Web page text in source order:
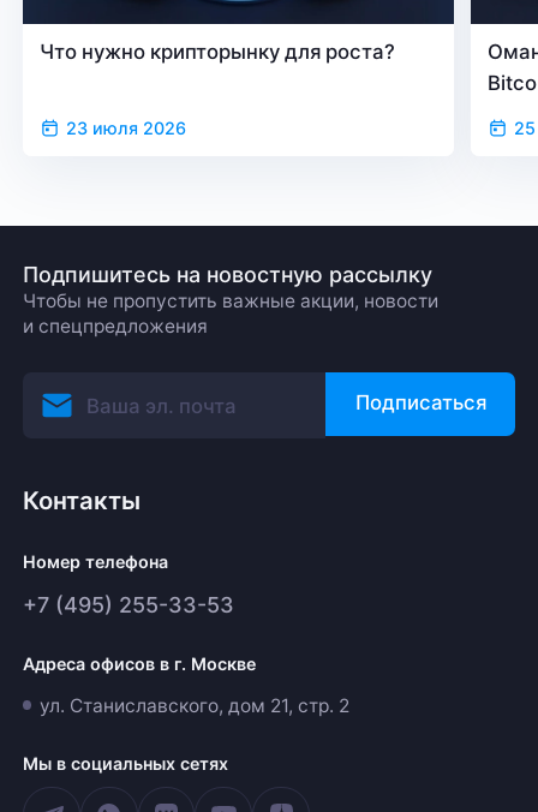
Что нужно крипторынку для роста?
23 июля 2026
Подпишитесь на новостную рассылку
Чтобы не пропустить важные акции, новости
и спецпредложения
Подписаться
Контакты
Номер телефона
+7 (495) 255-33-53
Адреса офисов в г. Москве
ул. Станиславского, дом 21, стр. 2
Мы в социальных сетях